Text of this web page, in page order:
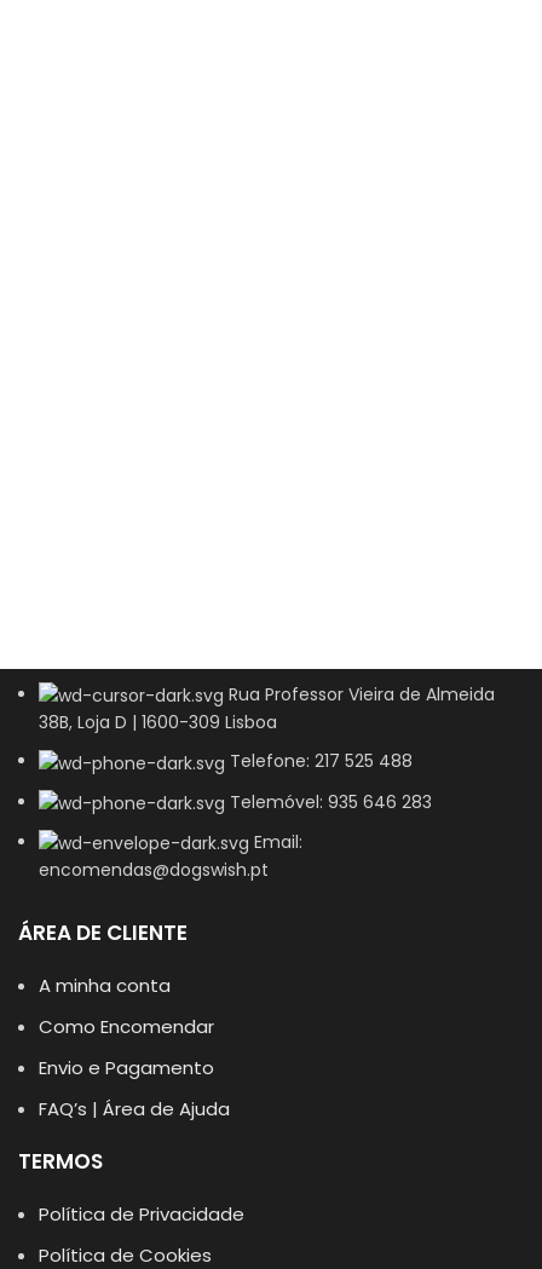
Rua Professor Vieira de Almeida
38B, Loja D | 1600-309 Lisboa
Telefone: 217 525 488
Telemóvel: 935 646 283
Email:
encomendas@dogswish.pt
ÁREA DE CLIENTE
A minha conta
Como Encomendar
Envio e Pagamento
FAQ’s | Área de Ajuda
TERMOS
Política de Privacidade
Política de Cookies